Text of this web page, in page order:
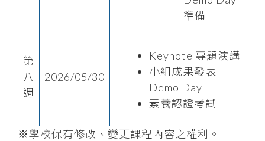
準備
第
八
週
2026/05/30
Keynote 專題演講
小組成果發表
Demo Day
素養認證考試
※學校保有修改、變更課程內容之權利。